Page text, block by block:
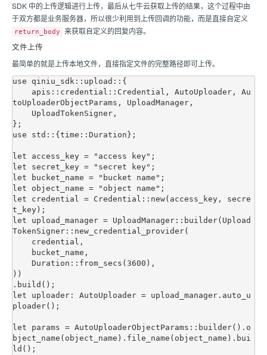
SDK 中的上传逻辑进行上传，最后从七牛云获取上传的结果，这个过程中由
于双方都是业务服务器，所以很少利用到上传回调的功能，而是直接自定义
return_body 来获取自定义的回复内容。
文件上传
最简单的就是上传本地文件，直接指定文件的完整路径即可上传。
use qiniu_sdk::upload::{
toUploaderObjectParams, UploadManager,
};
use std::{time::Duration};
let access_key = "access key";
let secret_key = "secret key";
let bucket_name = "bucket name";
let object_name = "object name";
let credential = Credential::new(access_key, secre
t_key);
let upload_manager = UploadManager::builder(Upload
TokenSigner::new_credential_provider(
))
.build();
let uploader: AutoUploader = upload_manager.auto_u
ploader();
let params = AutoUploaderObjectParams::builder().o
bject_name(object_name).file_name(object_name).bui
ld();